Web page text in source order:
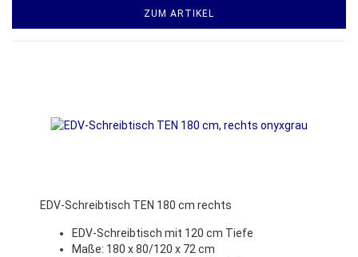
ZUM ARTIKEL
EDV-Schreibtisch TEN 180 cm rechts
EDV-Schreibtisch mit 120 cm Tiefe
Maße: 180 x 80/120 x 72 cm